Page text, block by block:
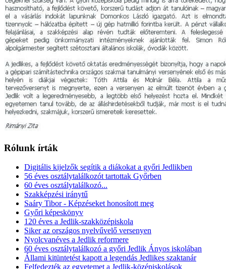
Rólunk írták
Digitális kijelzők segítik a diákokat a győri Jedlikben
56 éves osztálytalálkozót tartottak Győrben
60 éves osztálytalálkozó...
Szakképzési iránytű
Saáry Tibor - Képzéseket honosított meg
Győri képeskönyv
120 éves a Jedlik-szakközépiskola
Siker az országos nyelvűvelő versenyen
Nyolcvanéves a Jedlik reformere
60 éves osztálytalálkozó a győri Jedlik Ányos iskolában
Állami kitüntetést kapott a legendás Jedlikes szaktanár
Felfedezték az egyetemet a Jedlik-középiskolások